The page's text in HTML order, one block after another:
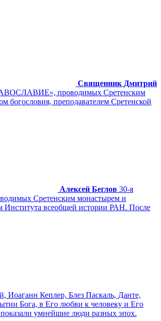
Священник Дмитрий
проводимых Сретенским
преподавателем Сретенской
Алексей Беглов 30-я
Сретенским монастырем и
Института всеобщей истории РАН. После
Кеплер, Блез Паскаль, Данте,
Бога, в Его любви к человеку и Его
умнейшие люди разных эпох.